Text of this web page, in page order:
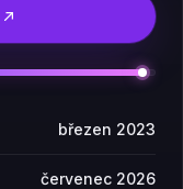
březen 2023
červenec 2026